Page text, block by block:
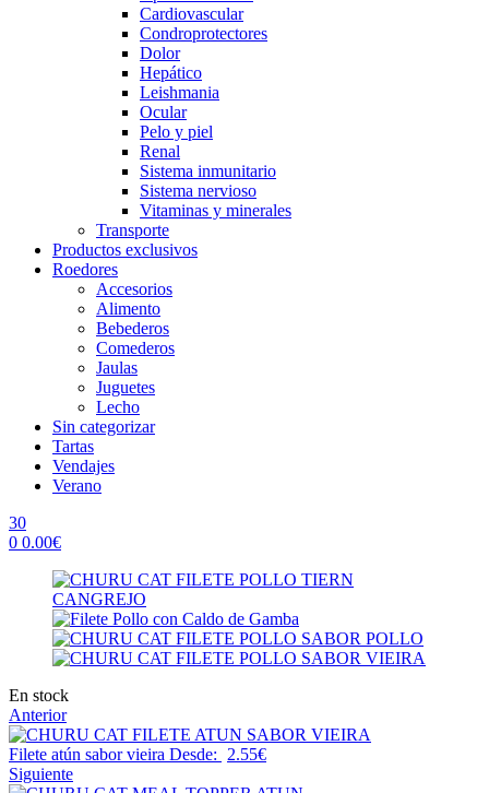
Cardiovascular
Condroprotectores
Dolor
Hepático
Leishmania
Ocular
Pelo y piel
Renal
Sistema inmunitario
Sistema nervioso
Vitaminas y minerales
Transporte
Productos exclusivos
Roedores
Accesorios
Alimento
Bebederos
Comederos
Jaulas
Juguetes
Lecho
Sin categorizar
Tartas
Vendajes
Verano
30
0 0.00€
Availability:
En stock
Anterior
Filete atún sabor vieira Desde: 2.55€
Siguiente